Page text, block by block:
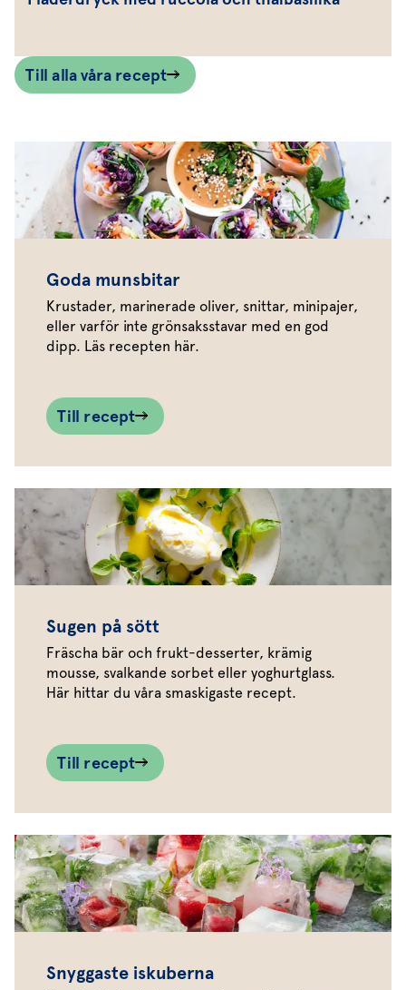
Till alla våra recept
Goda munsbitar
Krustader, marinerade oliver, snittar, minipajer,
eller varför inte grönsaksstavar med en god
dipp. Läs recepten här.
Till recept
Sugen på sött
Fräscha bär och frukt-desserter, krämig
mousse, svalkande sorbet eller yoghurtglass.
Här hittar du våra smaskigaste recept.
Till recept
Snyggaste iskuberna